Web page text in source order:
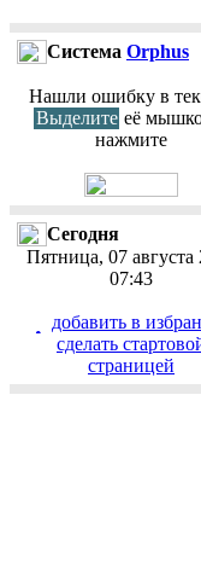
Cистема Orphus
Нашли ошибку в
Выделите её
нажмите
Сегодня
Пятница, 07 августа
07:43
добавить в
cделать
страницей